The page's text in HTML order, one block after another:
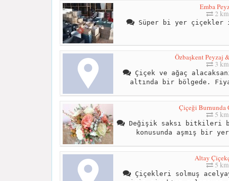
Emba
2 km
Süper bi yer çiçekler
Özbaşkent Peyzaj
3 km
Çiçek ve ağaç
altında bir bölgede.
Çiçeği
5 km
Değişik saksı bitkileri
konusunda aşmış bir
Altay
5 km
Çiçekleri solmuş